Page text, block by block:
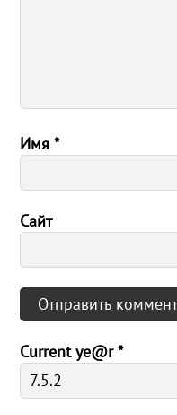
Имя*
Сайт
Current ye@r*